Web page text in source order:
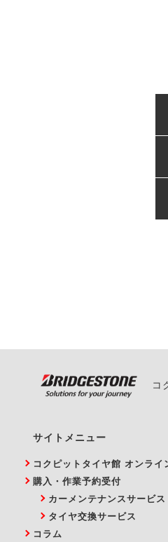
コ
サイトメニュー
コクピットタイヤ館 オンライ
購入・作業予約受付
カーメンテナンスサービス
タイヤ交換サービス
コラム